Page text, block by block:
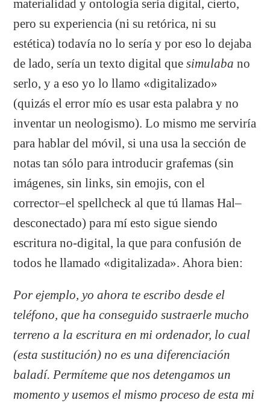
materialidad y ontología sería digital, cierto,
pero su experiencia (ni su retórica, ni su
estética) todavía no lo sería y por eso lo dejaba
de lado, sería un texto digital quesimulabano
serlo, y a eso yo lo llamo «digitalizado»
(quizás el error mío es usar esta palabra y no
inventar un neologismo). Lo mismo me serviría
para hablar del móvil, si una usa la sección de
notas tan sólo para introducir grafemas (sin
imágenes, sin links, sin emojis, con el
corrector–el spellcheck al que tú llamas Hal–
desconectado) para mí esto sigue siendo
escritura no-digital, la que para confusión de
todos he llamado «digitalizada». Ahora bien:
Por ejemplo, yo ahora te escribo desde el
teléfono, que ha conseguido sustraerle mucho
terreno a la escritura en mi ordenador, lo cual
(esta sustitución) no es una diferenciación
baladí. Permíteme que nos detengamos un
momento y usemos el mismo proceso de esta mi